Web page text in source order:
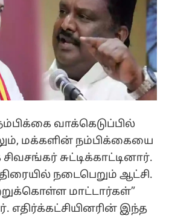
வாக்கெடுப்பில்
மக்களின் நம்பிக்கையை
சுட்டிக்காட்டினார்.
நடைபெறும் ஆட்சி.
மாட்டார்கள்”
எதிர்க்கட்சியினரின் இந்த